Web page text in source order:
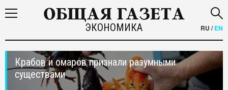
ЭКОНОМИКА RU /EN
Крабов и омаров признали разумными
существами